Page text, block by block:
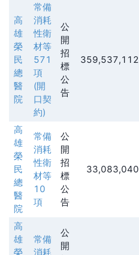
高
雄
榮
民
總
醫
院
常備
消耗
性衛
材等
571
項
(開
口契
約)
公
開
招
標
公
告
359,537,112
高
雄
榮
民
總
醫
院
常備
消耗
性衛
材等
10
項
公
開
招
標
公
告
33,083,040
高
雄
榮
常備
消耗
公
開